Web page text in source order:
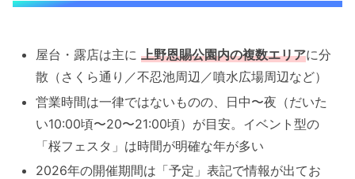
屋台・露店は主に上野恩賜公園内の複数エリアに分
散（さくら通り／不忍池周辺／噴水広場周辺など）
営業時間は一律ではないものの、日中〜夜（だいた
い10:00頃〜20〜21:00頃）が目安。イベント型の
「桜フェスタ」は時間が明確な年が多い
2026年の開催期間は「予定」表記で情報が出てお